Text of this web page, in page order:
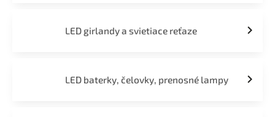
LED girlandy a svietiace reťaze
LED baterky, čelovky, prenosné lampy